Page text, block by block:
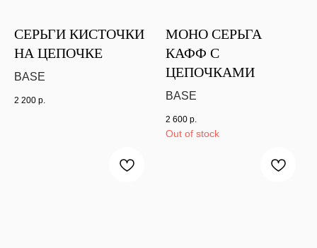
СЕРЬГИ КИСТОЧКИ
НА ЦЕПОЧКЕ
BASE
2 200 р.
МОНО СЕРЬГА
КАФФ С
ЦЕПОЧКАМИ
BASE
2 600 р.
Out of stock